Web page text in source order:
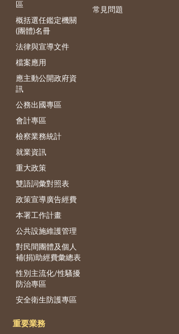
區
概括選任鑑定機關
(團體)名冊
法律與宣導文件
檔案應用
應主動公開政府資
訊
公務出國專區
會計專區
檢察業務統計
就業資訊
重大政策
雙語詞彙對照表
政策宣導廣告經費
本署工作計畫
公共設施維護管理
對民間團體及個人
補(捐)助經費彙總表
性別主流化/性騷擾
防治專區
安全衛生防護專區
常見問題
重要業務